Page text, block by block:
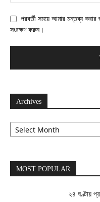
পরবর্তী সময়ে আমার মন্তব্য
সংরক্ষণ করুন।
Archives
Archives
MOST POPULAR
২৪ ঘণ্টায়